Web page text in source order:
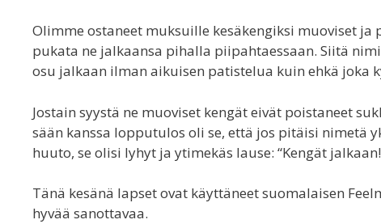
Olimme ostaneet muksuille kesäkengiksi muoviset
pukata ne jalkaansa pihalla piipahtaessaan. Siitä
osu jalkaan ilman aikuisen patistelua kuin ehkä joka
Jostain syystä ne muoviset kengät eivät poistaneet
sään kanssa lopputulos oli se, että jos pitäisi
huuto, se olisi lyhyt ja ytimekäs lause: “Kengät
Tänä kesänä lapset ovat käyttäneet suomalaisen
hyvää sanottavaa.